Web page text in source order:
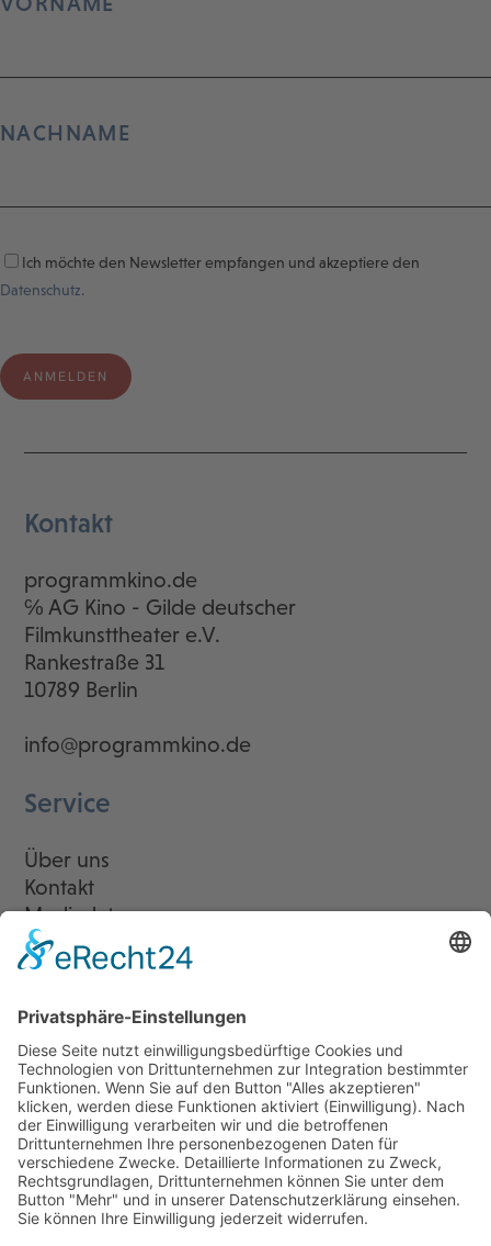
NACHNAME
Ich möchte den Newsletter empfangen und akzeptiere den
Datenschutz.
Kontakt
programmkino.de
℅ AG Kino - Gilde deutscher
Filmkunsttheater e.V.
Rankestraße 31
10789 Berlin
info@programmkino.de
Service
Über uns
Kontakt
Mediadaten
Newsletter
LogIn
Legal
Impressum
Datenschutzerklärung
Cookie-Einstellungen